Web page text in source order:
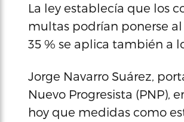
La ley establecía que los
multas podrían ponerse
35 % se aplica también a
Jorge Navarro Suárez,
Nuevo Progresista (PNP),
hoy que medidas como